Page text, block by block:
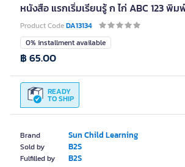
หนังสือ แรกเริ่มเรียนรู้ ก ไก่ ABC 123 พิ
Product CodeDA13134
Brand Sun Child Learning
Sold by B2S
Fulfilled by B2S
0% installment available
READY
TO SHIP
฿ 65.00